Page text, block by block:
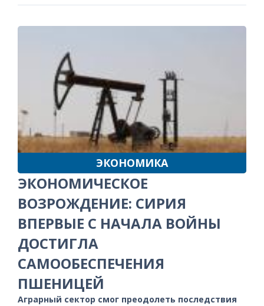
ЭКОНОМИКА
ЭКОНОМИЧЕСКОЕ
ВОЗРОЖДЕНИЕ: СИРИЯ
ВПЕРВЫЕ С НАЧАЛА ВОЙНЫ
ДОСТИГЛА
САМООБЕСПЕЧЕНИЯ
ПШЕНИЦЕЙ
Аграрный сектор смог преодолеть последствия